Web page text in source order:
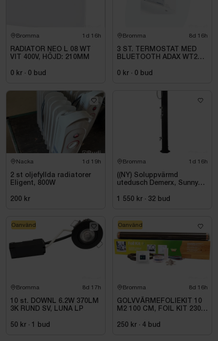
Bromma 1d 16h
RADIATOR NEO L 08 WT
VIT 400V, HÖJD: 210MM
0 kr · 0 bud
Bromma 8d 16h
3 ST. TERMOSTAT MED
BLUETOOTH ADAX WT2
0 kr · 0 bud
Nacka 1d 19h
2 st oljefyllda radiatorer
Eligent, 800W
200 kr
Bromma 1d 16h
((NY) Soluppvärmd
utedusch Demerx, Sunny
1 550 kr · 32 bud
Bromma 8d 17h
10 st. DOWNL 6.2W 370LM
3K RUND SV, LUNA LP
50 kr · 1 bud
Oanvänd
Bromma 8d 16h
GOLVVÄRMEFOLIEKIT 10
M2 100 CM, FOIL KIT 230
250 kr · 4 bud
Oanvänd